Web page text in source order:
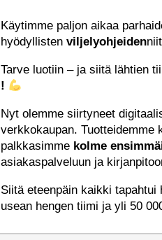
Käytimme paljon aikaa
hyödyllisten viljelyohjeiden
Tarve luotiin – ja siitä lähtien
!
Nyt olemme siirtyneet
verkkokaupan.
palkkasimme kolme
asiakaspalveluun ja
Siitä eteenpäin kaikki
usean hengen tiimi ja yli 50